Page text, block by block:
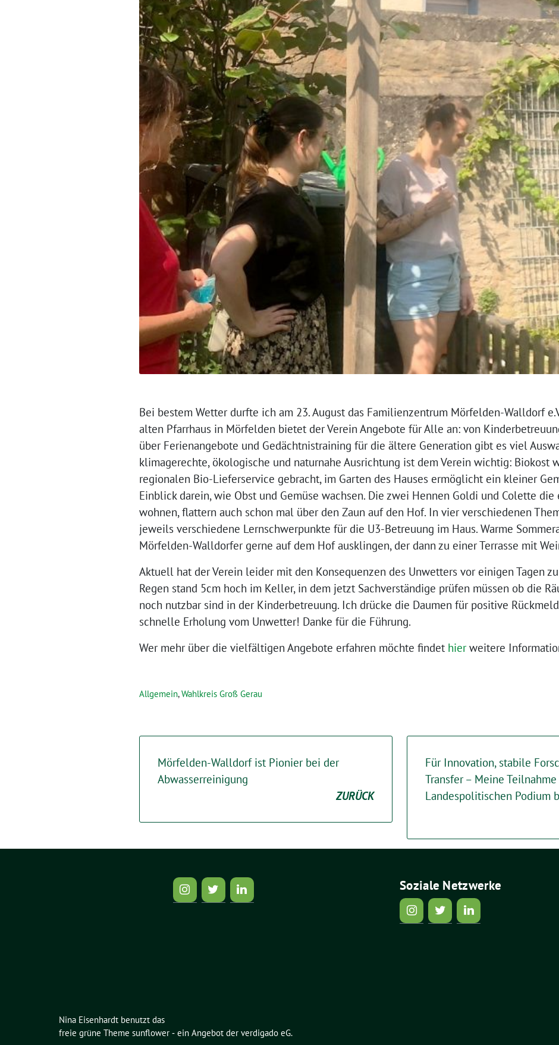
Bei bestem Wetter durfte ich am 23. August das Familienzentrum Mörfelden-Walldorf
alten Pfarrhaus in Mörfelden bietet der Verein Angebote für Alle an: von
über Ferienangebote und Gedächtnistraining für die ältere Generation gibt es viel
klimagerechte, ökologische und naturnahe Ausrichtung ist dem Verein wichtig: Biokost
regionalen Bio-Lieferservice gebracht, im Garten des Hauses ermöglicht ein kleiner
Einblick darein, wie Obst und Gemüse wachsen. Die zwei Hennen Goldi und Colette
wohnen, flattern auch schon mal über den Zaun auf den Hof. In vier verschiedenen
jeweils verschiedene Lernschwerpunkte für die U3-Betreuung im Haus. Warme
Mörfelden-Walldorfer gerne auf dem Hof ausklingen, der dann zu einer Terrasse mit
Aktuell hat der Verein leider mit den Konsequenzen des Unwetters vor einigen Tagen
Regen stand 5cm hoch im Keller, in dem jetzt Sachverständige prüfen müssen ob die
noch nutzbar sind in der Kinderbetreuung. Ich drücke die Daumen für positive
schnelle Erholung vom Unwetter! Danke für die Führung.
Wer mehr über die vielfältigen Angebote erfahren möchte findet hierweitere
Allgemein,Wahlkreis Groß Gerau
Mörfelden-Walldorf ist Pionier bei der
Abwasserreinigung
ZURÜCK
Für Innovation, stabile
Transfer – Meine
Landespolitischen Podium
Soziale Netzwerke
Nina Eisenhardt benutzt das
freie grüne Theme sunflower ‐ ein Angebot der verdigado eG.